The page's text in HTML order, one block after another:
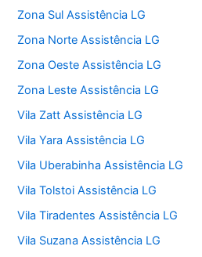
Zona Sul Assistência LG
Zona Norte Assistência LG
Zona Oeste Assistência LG
Zona Leste Assistência LG
Vila Zatt Assistência LG
Vila Yara Assistência LG
Vila Uberabinha Assistência LG
Vila Tolstoi Assistência LG
Vila Tiradentes Assistência LG
Vila Suzana Assistência LG